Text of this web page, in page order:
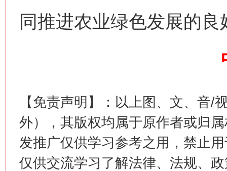
同推进农业绿色发展的良
【免责声明】：以上图、文、音/
外），其版权均属于原作者或归
发推广仅供学习参考之用，禁止
仅供交流学习了解法律、法规、
“刷贴”乱象丛生
生